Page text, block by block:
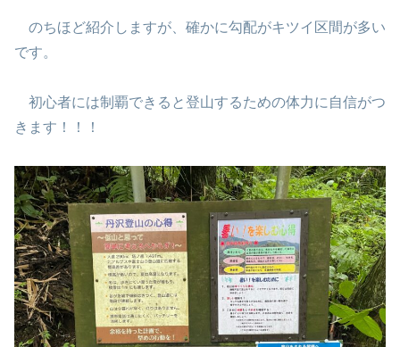
のちほど紹介しますが、確かに勾配がキツイ区間が多い
です。
初心者には制覇できると登山するための体力に自信がつ
きます！！！